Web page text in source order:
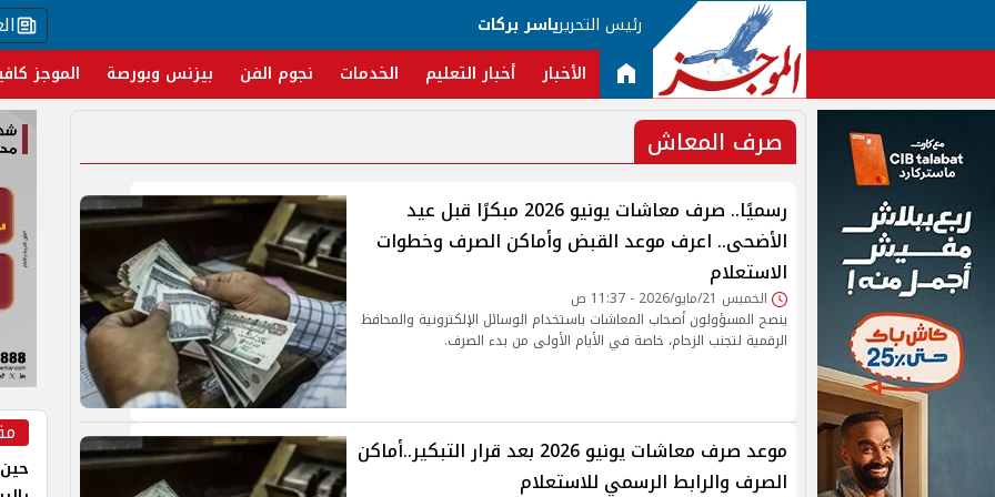
رئيس التحريرياسر بركات
الأخبار أخبار التعليم الخدمات نجوم الفن بيزنس وبورصة الموجز
صرف المعاش
رسميًا.. صرف معاشات يونيو 2026 مبكرًا قبل عيد
الأضحى.. اعرف موعد القبض وأماكن الصرف وخطوات
الاستعلام
الخميس 21/مايو/2026 - 11:37 ص
ينصح المسؤولون أصحاب المعاشات باستخدام الوسائل الإلكترونية والمحافظ
الرقمية لتجنب الزحام، خاصة في الأيام الأولى من بدء الصرف.
موعد صرف معاشات يونيو 2026 بعد قرار التبكير..أماكن
الصرف والرابط الرسمي للاستعلام